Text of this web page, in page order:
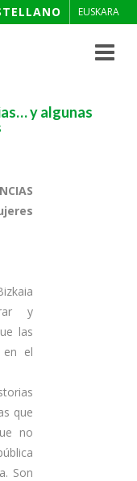
EUSKARA
Toggle
y algunas
y
las
en el
que
no
Son